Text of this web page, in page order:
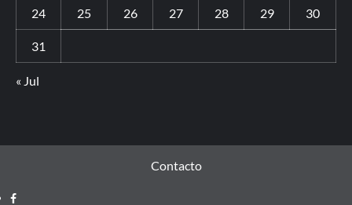
24 25 26 27 28 29 30
31
« Jul
Contacto